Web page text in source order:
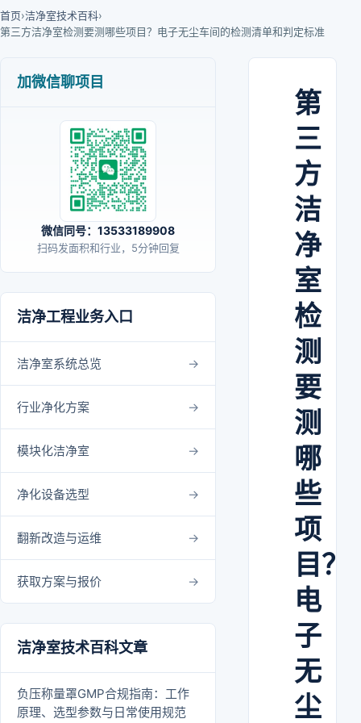
首页›洁净室技术百科›
第三方洁净室检测要测哪些项目？电子无尘车间的检测清单和判定标准
加微信聊项目
微信同号：13533189908
扫码发面积和行业，5分钟回复
洁净工程业务入口
洁净室系统总览
行业净化方案
模块化洁净室
净化设备选型
翻新改造与运维
获取方案与报价
洁净室技术百科文章
负压称量罩GMP合规指南：工作
原理、选型参数与日常使用规范
第
三
方
洁
净
室
检
测
要
测
哪
些
项
目？
电
子
无
尘